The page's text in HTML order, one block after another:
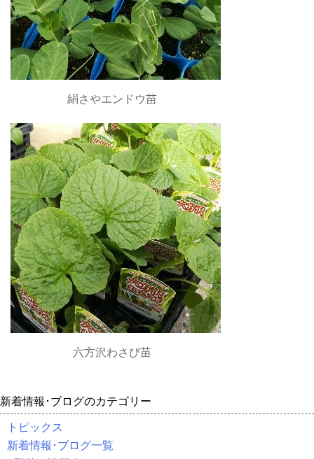
絹さやエンドウ苗
六方沢わさび苗
新着情報･ブログのカテゴリー
トピックス
新着情報･ブログ一覧